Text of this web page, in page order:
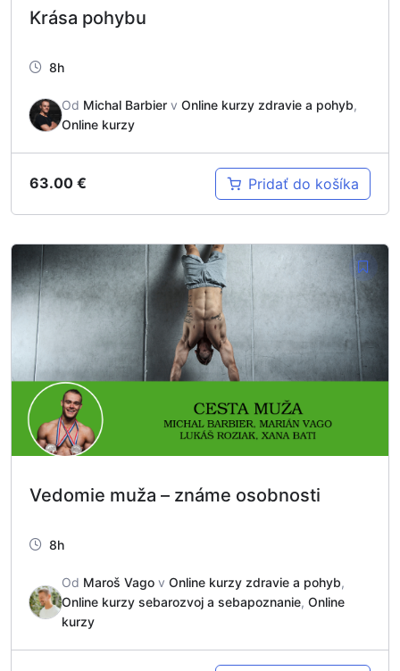
Krása pohybu
8h
Od Michal Barbier v Online kurzy zdravie a pohyb,
Online kurzy
63.00 € Pridať do košíka
Vedomie muža – známe osobnosti
8h
Od Maroš Vago v Online kurzy zdravie a pohyb,
Online kurzy sebarozvoj a sebapoznanie, Online
kurzy